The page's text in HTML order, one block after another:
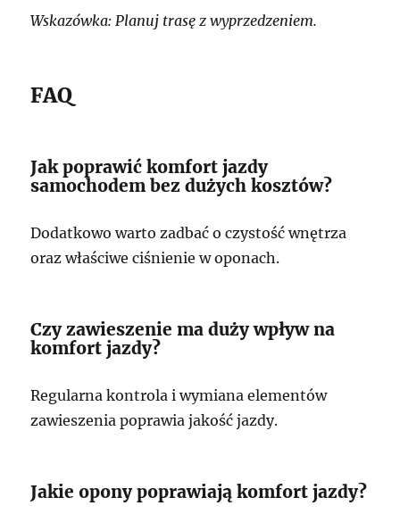
Wskazówka: Planuj trasę z wyprzedzeniem.
FAQ
Jak poprawić komfort jazdy
samochodem bez dużych kosztów?
Dodatkowo warto zadbać o czystość wnętrza
oraz właściwe ciśnienie w oponach.
Czy zawieszenie ma duży wpływ na
komfort jazdy?
Regularna kontrola i wymiana elementów
zawieszenia poprawia jakość jazdy.
Jakie opony poprawiają komfort jazdy?